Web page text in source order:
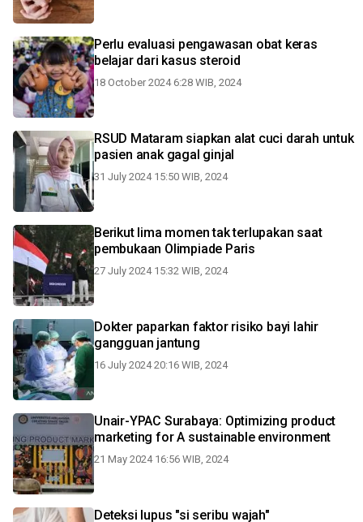
Perlu evaluasi pengawasan obat keras
belajar dari kasus steroid
18 October 2024 6:28 WIB, 2024
RSUD Mataram siapkan alat cuci darah untuk
pasien anak gagal ginjal
31 July 2024 15:50 WIB, 2024
Berikut lima momen tak terlupakan saat
pembukaan Olimpiade Paris
27 July 2024 15:32 WIB, 2024
Dokter paparkan faktor risiko bayi lahir
gangguan jantung
16 July 2024 20:16 WIB, 2024
Unair-YPAC Surabaya: Optimizing product
marketing for A sustainable environment
21 May 2024 16:56 WIB, 2024
Deteksi lupus "si seribu wajah"